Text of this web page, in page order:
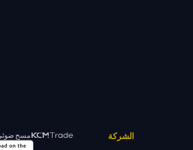
الشركة